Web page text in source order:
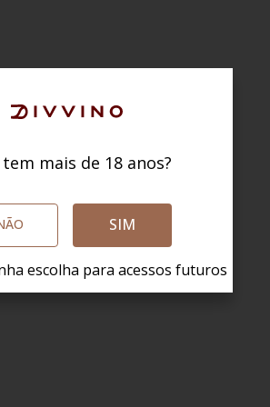
mais de 18 anos?
SIM
escolha para acessos futuros